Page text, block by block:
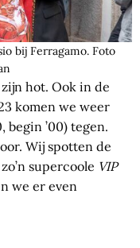
bij Ferragamo. Foto
hot. Ook in de
komen we weer
begin ’00) tegen.
Wij spotten de
supercoole VIP
we er even